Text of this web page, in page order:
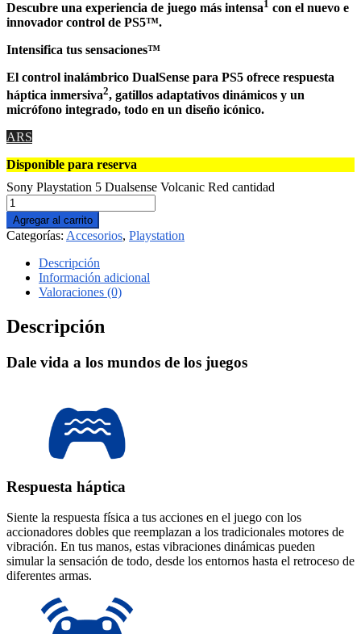
Descubre una experiencia de juego más intensa1 con el nuevo e
innovador control de PS5™.
Intensifica tus sensaciones™
El control inalámbrico DualSense para PS5 ofrece respuesta
háptica inmersiva2, gatillos adaptativos dinámicos y un
micrófono integrado, todo en un diseño icónico.
ARS
Disponible para reserva
Sony Playstation 5 Dualsense Volcanic Red cantidad
Agregar al carrito
Categorías: Accesorios, Playstation
Descripción
Información adicional
Valoraciones (0)
Descripción
Dale vida a los mundos de los juegos
Respuesta háptica
Siente la respuesta física a tus acciones en el juego con los
accionadores dobles que reemplazan a los tradicionales motores de
vibración. En tus manos, estas vibraciones dinámicas pueden
simular la sensación de todo, desde los entornos hasta el retroceso de
diferentes armas.